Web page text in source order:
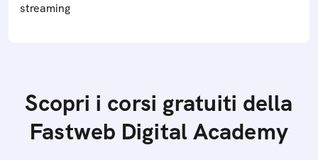
streaming
Scopri i corsi gratuiti della
Fastweb Digital Academy